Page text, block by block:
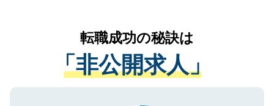
は、個人情報の取り扱いについての厳密な
管理基準を満たした事業者のみに付与され
る、プライバシーマークを取得済みです。
かがいして、現在の医療機関の状況や紹介
経験をまじえながら、適切なアドバイスを
させていただきます。すぐにご転職をされ
ない方には、長期的なサポートが可能です
ので、まずはご登録ください。
転職成功の秘訣は
「非公開求人」